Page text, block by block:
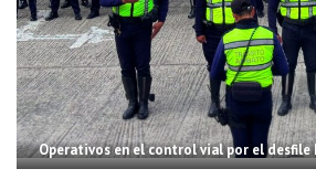
Operativos en el control vial por el desfile